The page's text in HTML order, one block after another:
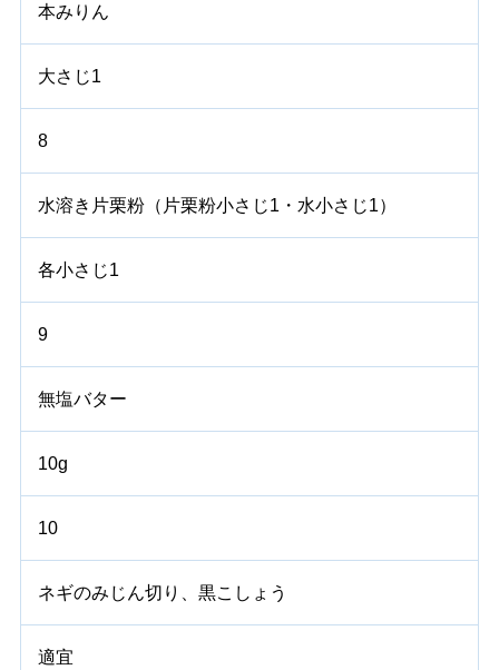
本みりん
大さじ1
8
水溶き片栗粉（片栗粉小さじ1・水小さじ1）
各小さじ1
9
無塩バター
10g
10
ネギのみじん切り、黒こしょう
適宜